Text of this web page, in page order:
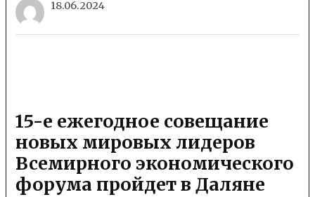
18.06.2024
15-е ежегодное совещание
новых мировых лидеров
Всемирного экономического
форума пройдет в Даляне